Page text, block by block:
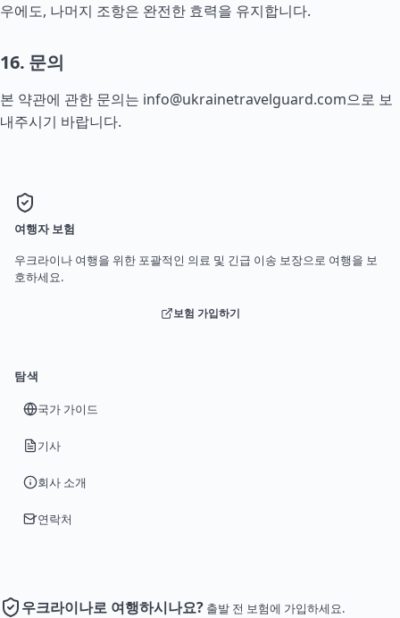
우에도, 나머지 조항은 완전한 효력을 유지합니다.
16. 문의
본 약관에 관한 문의는 info@ukrainetravelguard.com으로 보
내주시기 바랍니다.
여행자 보험
우크라이나 여행을 위한 포괄적인 의료 및 긴급 이송 보장으로 여행을 보
호하세요.
보험 가입하기
탐색
국가 가이드
기사
회사 소개
연락처
우크라이나로 여행하시나요? 출발 전 보험에 가입하세요.